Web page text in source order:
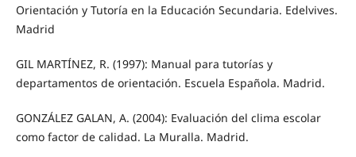
Orientación y Tutoría en la Educación Secundaria. Edelvives.
Madrid
GIL MARTÍNEZ, R. (1997): Manual para tutorías y
departamentos de orientación. Escuela Española. Madrid.
GONZÁLEZ GALAN, A. (2004): Evaluación del clima escolar
como factor de calidad. La Muralla. Madrid.